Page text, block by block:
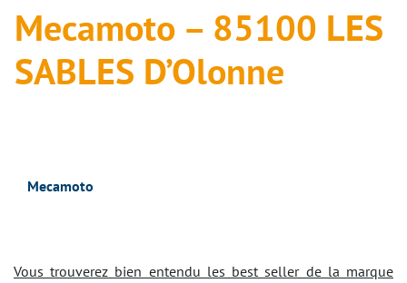
Mecamoto – 85100 LES
SABLES D’Olonne
Mecamoto
Vous trouverez bien entendu les best seller de la marque